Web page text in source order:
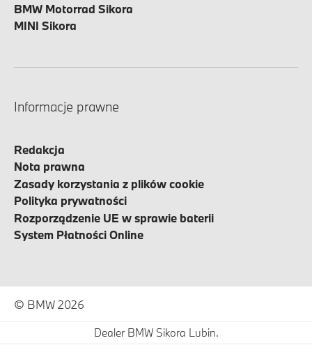
Dealer BMW Sikora Lubin.
BMW Motorrad Sikora
MINI Sikora
Informacje prawne
Redakcja
Nota prawna
Zasady korzystania z plików cookie
Polityka prywatności
Rozporządzenie UE w sprawie baterii
System Płatności Online
© BMW 2026